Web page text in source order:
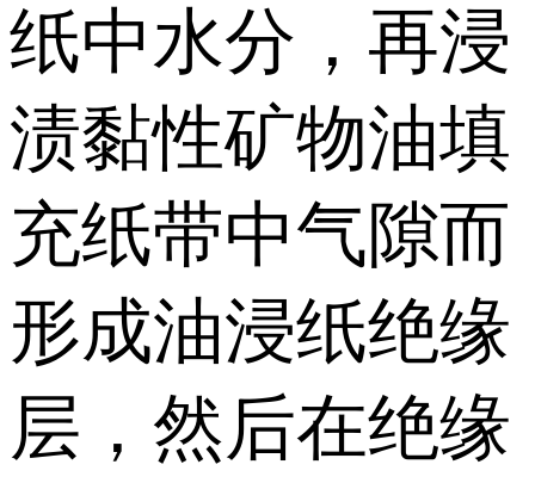
纸中水分，再浸
渍黏性矿物油填
充纸带中气隙而
形成油浸纸绝缘
层，然后在绝缘